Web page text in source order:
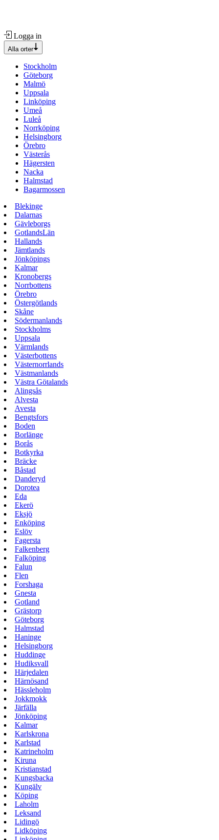
Logga in
Alla orter
Stockholm
Göteborg
Malmö
Uppsala
Linköping
Umeå
Luleå
Norrköping
Helsingborg
Örebro
Västerås
Hägersten
Nacka
Halmstad
Bagarmossen
Blekinge
Dalarnas
Gävleborgs
GotlandsLän
Hallands
Jämtlands
Jönköpings
Kalmar
Kronobergs
Norrbottens
Örebro
Östergötlands
Skåne
Södermanlands
Stockholms
Uppsala
Värmlands
Västerbottens
Västernorrlands
Västmanlands
Västra Götalands
Alingsås
Alvesta
Avesta
Bengtsfors
Boden
Borlänge
Borås
Botkyrka
Bräcke
Båstad
Danderyd
Dorotea
Eda
Ekerö
Eksjö
Enköping
Eslöv
Fagersta
Falkenberg
Falköping
Falun
Flen
Forshaga
Gnesta
Gotland
Grästorp
Göteborg
Halmstad
Haninge
Helsingborg
Huddinge
Hudiksvall
Härjedalen
Härnösand
Hässleholm
Jokkmokk
Järfälla
Jönköping
Kalmar
Karlskrona
Karlstad
Katrineholm
Kiruna
Kristianstad
Kungsbacka
Kungälv
Köping
Laholm
Leksand
Lidingö
Lidköping